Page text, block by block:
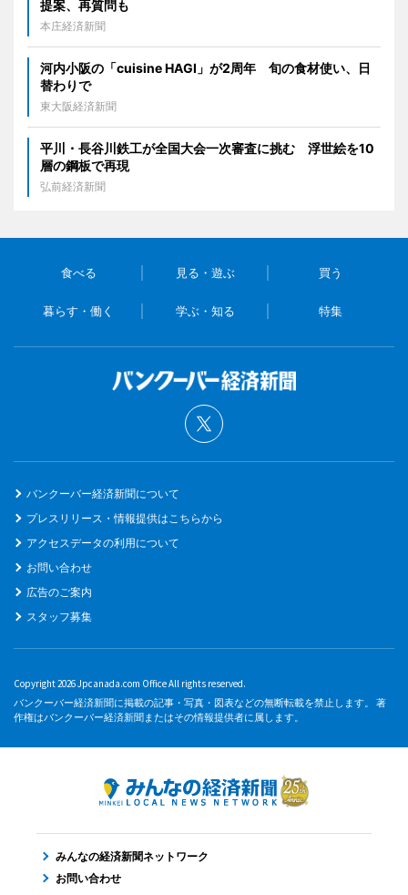
提案、再質問も
本庄経済新聞
河内小阪の「cuisine HAGI」が2周年 旬の食材使い、日
替わりで
東大阪経済新聞
平川・長谷川鉄工が全国大会一次審査に挑む 浮世絵を10
層の鋼板で再現
弘前経済新聞
食べる 見る・遊ぶ 買う
暮らす・働く 学ぶ・知る 特集
バンクーバー経済新聞について
プレスリリース・情報提供はこちらから
アクセスデータの利用について
お問い合わせ
広告のご案内
スタッフ募集
Copyright 2026 Jpcanada.com Office All rights reserved.
バンクーバー経済新聞に掲載の記事・写真・図表などの無断転載を禁止します。 著
作権はバンクーバー経済新聞またはその情報提供者に属します。
みんなの経済新聞ネットワーク
お問い合わせ